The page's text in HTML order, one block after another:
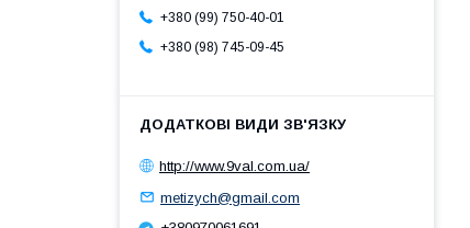
+380 (99) 750-40-01
+380 (98) 745-09-45
http://www.9val.com.ua/
metizych@gmail.com